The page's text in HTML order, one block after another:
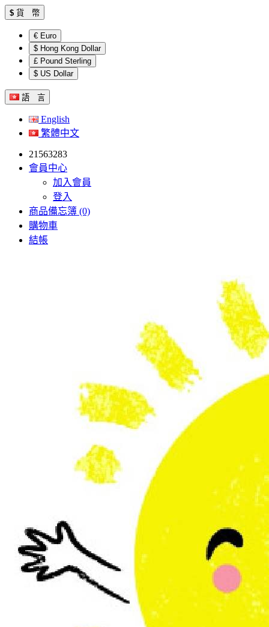
$ 貨 幣
€ Euro
$ Hong Kong Dollar
£ Pound Sterling
$ US Dollar
語 言
English
繁體中文
21563283
會員中心
加入會員
登入
商品備忘簿 (0)
購物車
結帳